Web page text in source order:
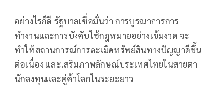
อย่างไรก็ดี รัฐบาลเชื่อมั่นว่า การบูรณาการการ
ทำงานและการบังคับใช้กฎหมายอย่างเข้มงวด จะ
ทำให้สถานการณ์การละเมิดทรัพย์สินทางปัญญาดีขึ้น
ต่อเนื่อง และเสริมภาพลักษณ์ประเทศไทยในสายตา
นักลงทุนและคู่ค้าโลกในระยะยาว